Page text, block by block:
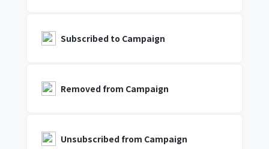
Subscribed to Campaign
Removed from Campaign
Unsubscribed from Campaign